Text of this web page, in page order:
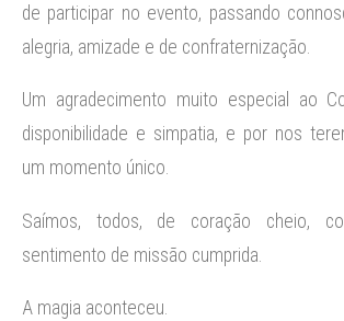
de participar no evento, passando
alegria, amizade e de confraternização.
Um agradecimento muito especial ao
disponibilidade e simpatia, e por nos
um momento único.
Saímos, todos, de coração cheio,
sentimento de missão cumprida.
A magia aconteceu.